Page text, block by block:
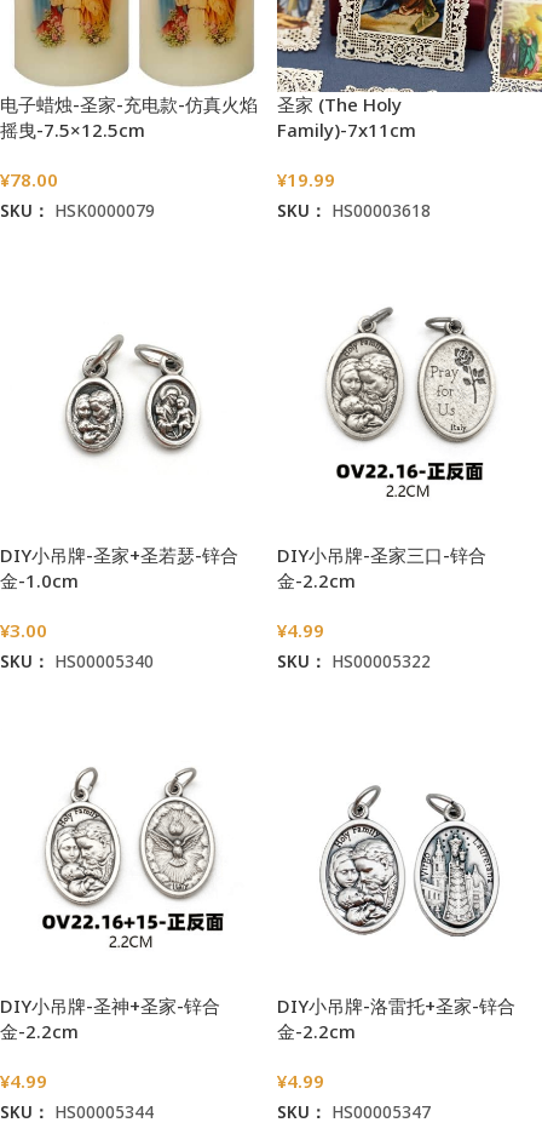
电子蜡烛-圣家-充电款-仿真火焰
摇曳-7.5×12.5cm
¥78.00
SKU： HSK0000079
圣家 (The Holy
Family)-7x11cm
¥19.99
SKU： HS00003618
DIY小吊牌-圣家+圣若瑟-锌合
金-1.0cm
¥3.00
SKU： HS00005340
DIY小吊牌-圣家三口-锌合
金-2.2cm
¥4.99
SKU： HS00005322
DIY小吊牌-圣神+圣家-锌合
金-2.2cm
¥4.99
SKU： HS00005344
DIY小吊牌-洛雷托+圣家-锌合
金-2.2cm
¥4.99
SKU： HS00005347